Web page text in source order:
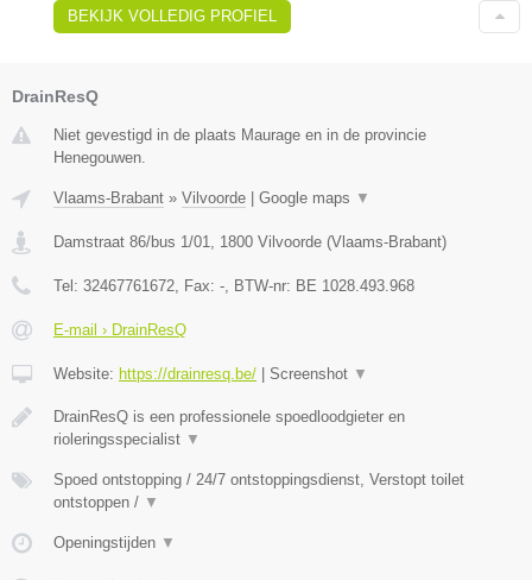
BEKIJK VOLLEDIG PROFIEL
DrainResQ
Niet gevestigd in de plaats Maurage en in de provincie
Henegouwen.
Vlaams-Brabant » Vilvoorde | Google maps ▼
Damstraat 86/bus 1/01 1800 Vilvoorde (Vlaams-Brabant)
Tel: 32467761672 , Fax: - , BTW-nr: BE 1028.493.968
E-mail › DrainResQ
Website: https://drainresq.be/ | Screenshot ▼
DrainResQ is een professionele spoedloodgieter en
rioleringsspecialist ▼
Spoed ontstopping / 24/7 ontstoppingsdienst, Verstopt toilet
ontstoppen / ▼
Openingstijden ▼